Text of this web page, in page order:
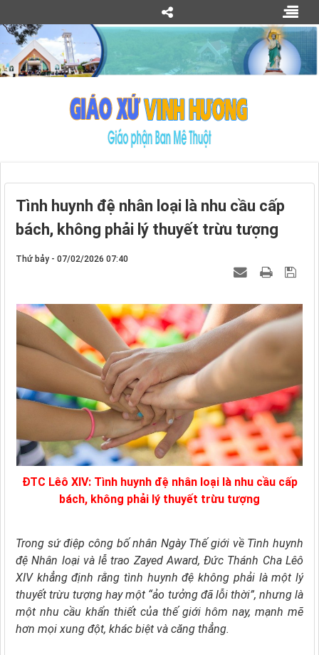
Tình huynh đệ nhân loại là nhu cầu cấp
bách, không phải lý thuyết trừu tượng
Thứ bảy - 07/02/2026 07:40
ĐTC Lêô XIV: Tình huynh đệ nhân loại là nhu cầu cấp
bách, không phải lý thuyết trừu tượng
Trong sứ điệp công bố nhân Ngày Thế giới về Tình huynh
đệ Nhân loại và lễ trao Zayed Award, Đức Thánh Cha Lêô
XIV khẳng định rằng tình huynh đệ không phải là một lý
thuyết trừu tượng hay một “ảo tưởng đã lỗi thời”, nhưng là
một nhu cầu khẩn thiết của thế giới hôm nay, mạnh mẽ
hơn mọi xung đột, khác biệt và căng thẳng.